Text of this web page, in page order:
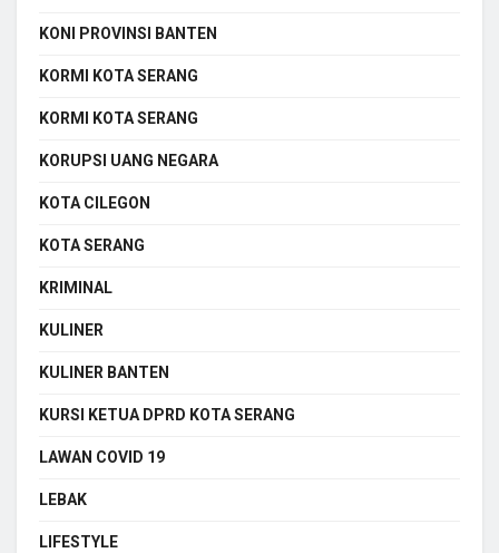
KONI PROVINSI BANTEN
KORMI KOTA SERANG
KORMI KOTA SERANG
KORUPSI UANG NEGARA
KOTA CILEGON
KOTA SERANG
KRIMINAL
KULINER
KULINER BANTEN
KURSI KETUA DPRD KOTA SERANG
LAWAN COVID 19
LEBAK
LIFESTYLE